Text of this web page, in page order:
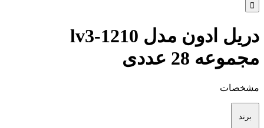
دریل ادون مدل lv3-1210
مجموعه 28 عددی
مشخصات
برند